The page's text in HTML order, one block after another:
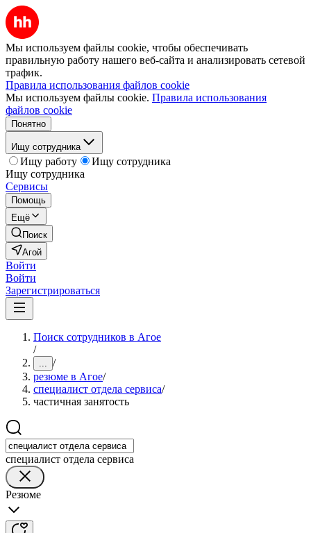
Мы используем файлы cookie, чтобы обеспечивать
правильную работу нашего веб-сайта и анализировать сетевой
трафик.
Правила использования файлов cookie
Мы используем файлы cookie. Правила использования
файлов cookie
Понятно
Ищу сотрудника
Ищу работу
Ищу сотрудника
Ищу сотрудника
Сервисы
Помощь
Ещё
Поиск
Агой
Войти
Войти
Зарегистрироваться
Поиск сотрудников в Агое
/
... /
резюме в Агое/
специалист отдела сервиса/
частичная занятость
специалист отдела сервиса
Резюме